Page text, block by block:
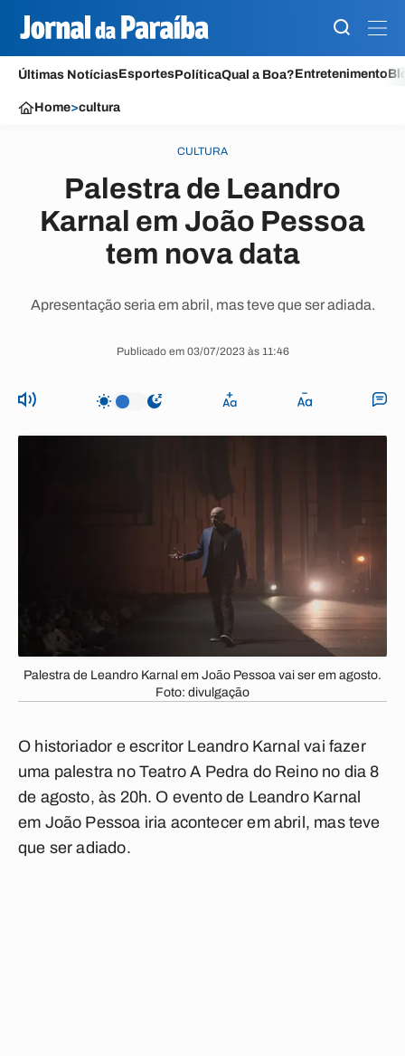
Últimas NotíciasEsportesPolíticaQual a Boa?Entretenimento
Home>cultura
CULTURA
Palestra de Leandro
Karnal em João Pessoa
tem nova data
Apresentação seria em abril, mas teve que ser adiada.
Publicado em 03/07/2023 às 11:46
Palestra de Leandro Karnal em João Pessoa vai ser em agosto.
Foto: divulgação
O historiador e escritor Leandro Karnal vai fazer
uma palestra no Teatro A Pedra do Reino no dia 8
de agosto, às 20h. O evento de Leandro Karnal
em João Pessoa iria acontecer em abril, mas teve
que ser adiado.